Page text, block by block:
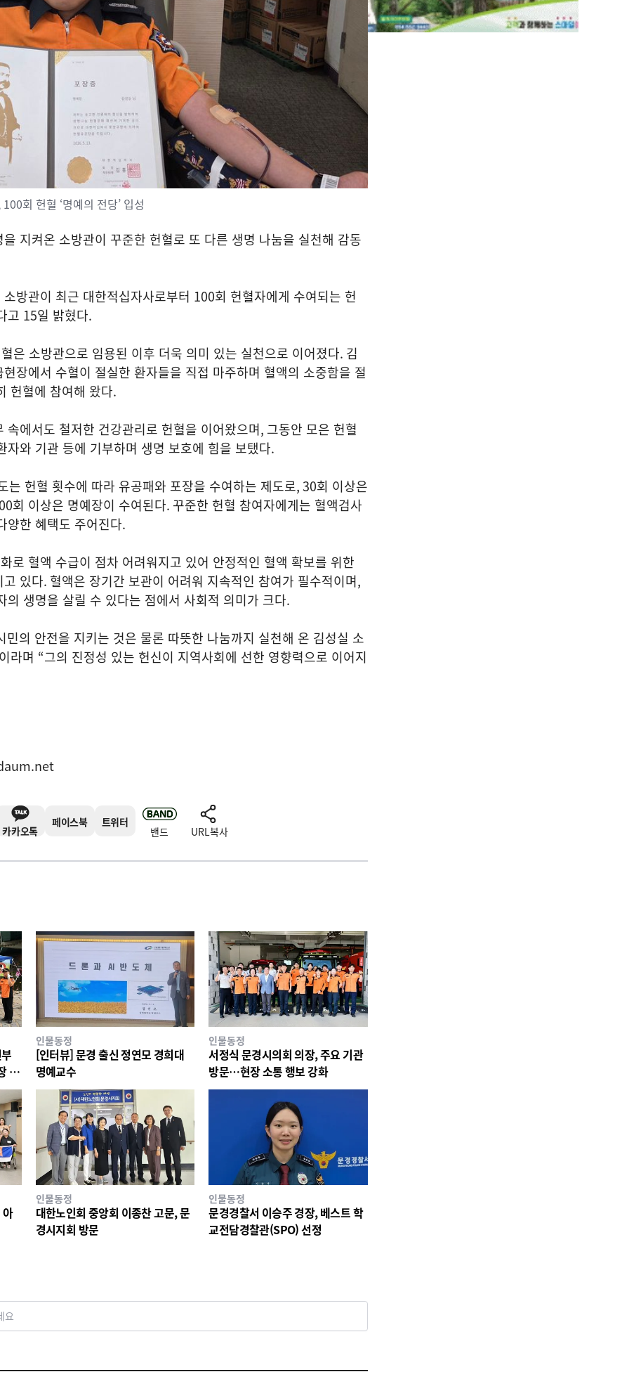
회 헌혈 ‘명예의 전당’ 입성
지켜온 소방관이 꾸준한 헌혈로 또 다른 생명 나눔을 실천해 감동
방관이 최근 대한적십자사로부터 100회 헌혈자에게 수여되는 헌
고 15일 밝혔다.
은 소방관으로 임용된 이후 더욱 의미 있는 실천으로 이어졌다. 김
장에서 수혈이 절실한 환자들을 직접 마주하며 혈액의 소중함을 절
헌혈에 참여해 왔다.
속에서도 철저한 건강관리로 헌혈을 이어왔으며, 그동안 모은 헌혈
자와 기관 등에 기부하며 생명 보호에 힘을 보탰다.
는 헌혈 횟수에 따라 유공패와 포장을 수여하는 제도로, 30회 이상은
회 이상은 명예장이 수여된다. 꾸준한 헌혈 참여자에게는 혈액검사
양한 혜택도 주어진다.
로 혈액 수급이 점차 어려워지고 있어 안정적인 혈액 확보를 위한
있다. 혈액은 장기간 보관이 어려워 지속적인 참여가 필수적이며,
의 생명을 살릴 수 있다는 점에서 사회적 의미가 크다.
민의 안전을 지키는 것은 물론 따뜻한 나눔까지 실천해 온 김성실 소
라며 “그의 진정성 있는 헌신이 지역사회에 선한 영향력으로 이어지
카카오톡
페이스북 트위터
밴드 URL복사
안
인물동정
[인터뷰] 문경 출신 정연모 경희대
명예교수
인물동정
서정식 문경시의회 의장, 주요 기관
방문…현장 소통 행보 강화
아
인물동정
대한노인회 중앙회 이종찬 고문, 문
경시지회 방문
인물동정
문경경찰서 이승주 경장, 베스트 학
교전담경찰관(SPO) 선정
요